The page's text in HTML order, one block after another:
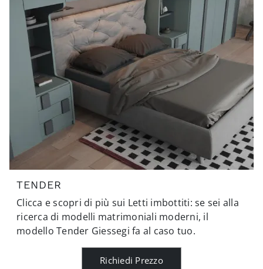
TENDER
Clicca e scopri di più sui Letti imbottiti: se sei alla
ricerca di modelli matrimoniali moderni, il
modello Tender Giessegi fa al caso tuo.
Richiedi Prezzo